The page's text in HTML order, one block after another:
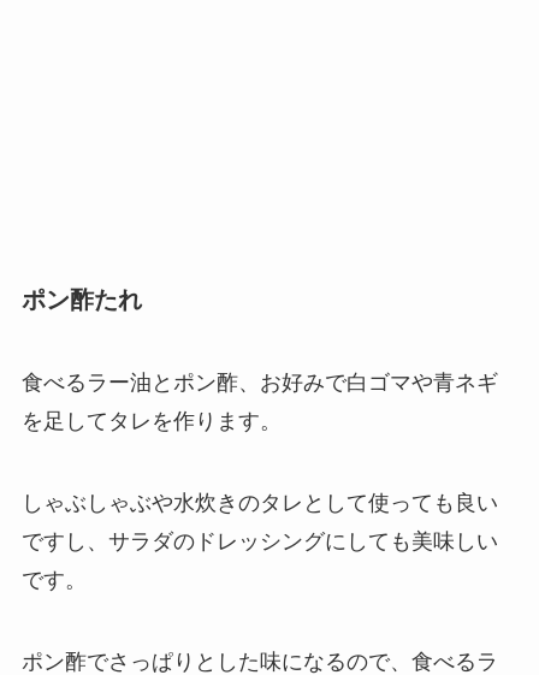
ポン酢たれ
食べるラー油とポン酢、お好みで白ゴマや青ネギ
を足してタレを作ります。
しゃぶしゃぶや水炊きのタレとして使っても良い
ですし、サラダのドレッシングにしても美味しい
です。
ポン酢でさっぱりとした味になるので、食べるラ